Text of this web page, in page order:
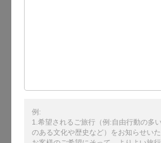
例:
1.希望されるご旅行（例:自由行動の多
のある文化や歴史など）をお知らせいた